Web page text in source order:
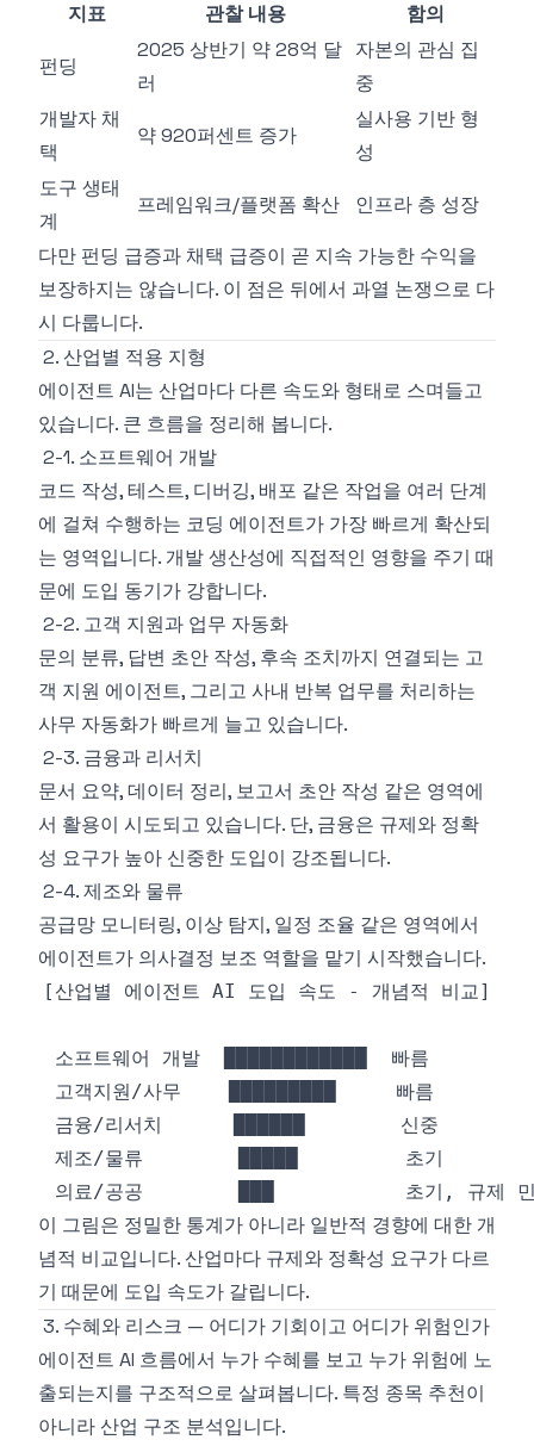
지표 관찰 내용 함의
펀딩
2025 상반기 약 28억 달
러
자본의 관심 집
중
개발자 채
택
약 920퍼센트 증가
실사용 기반 형
성
도구 생태
계
프레임워크/플랫폼 확산 인프라 층 성장
다만 펀딩 급증과 채택 급증이 곧 지속 가능한 수익을
보장하지는 않습니다. 이 점은 뒤에서 과열 논쟁으로 다
시 다룹니다.
2. 산업별 적용 지형
에이전트 AI는 산업마다 다른 속도와 형태로 스며들고
있습니다. 큰 흐름을 정리해 봅니다.
2-1. 소프트웨어 개발
코드 작성, 테스트, 디버깅, 배포 같은 작업을 여러 단계
에 걸쳐 수행하는 코딩 에이전트가 가장 빠르게 확산되
는 영역입니다. 개발 생산성에 직접적인 영향을 주기 때
문에 도입 동기가 강합니다.
2-2. 고객 지원과 업무 자동화
문의 분류, 답변 초안 작성, 후속 조치까지 연결되는 고
객 지원 에이전트, 그리고 사내 반복 업무를 처리하는
사무 자동화가 빠르게 늘고 있습니다.
2-3. 금융과 리서치
문서 요약, 데이터 정리, 보고서 초안 작성 같은 영역에
서 활용이 시도되고 있습니다. 단, 금융은 규제와 정확
성 요구가 높아 신중한 도입이 강조됩니다.
2-4. 제조와 물류
공급망 모니터링, 이상 탐지, 일정 조율 같은 영역에서
에이전트가 의사결정 보조 역할을 맡기 시작했습니다.
이 그림은 정밀한 통계가 아니라 일반적 경향에 대한 개
념적 비교입니다. 산업마다 규제와 정확성 요구가 다르
기 때문에 도입 속도가 갈립니다.
3. 수혜와 리스크 — 어디가 기회이고 어디가 위험인가
에이전트 AI 흐름에서 누가 수혜를 보고 누가 위험에 노
출되는지를 구조적으로 살펴봅니다. 특정 종목 추천이
아니라 산업 구조 분석입니다.